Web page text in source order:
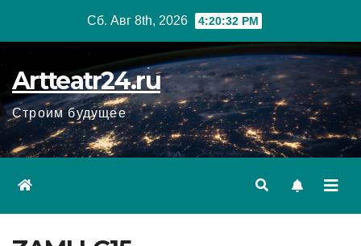
Сб. Авг 8th, 2026 4:20:33 PM
Artteatr24.ru
Строим будущее